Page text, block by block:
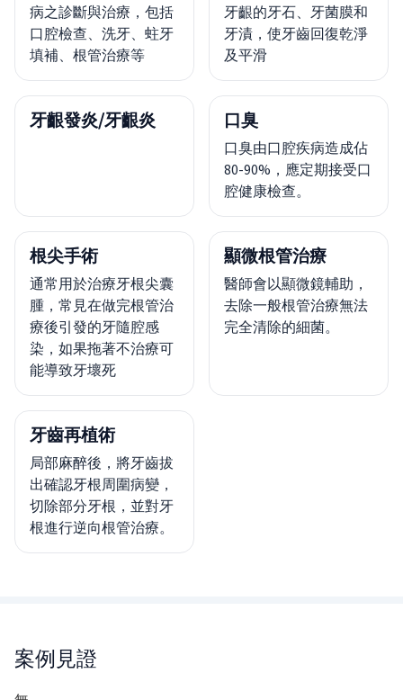
病之診斷與治療，包括
口腔檢查、洗牙、蛀牙
填補、根管治療等
牙齦的牙石、牙菌膜和
牙漬，使牙齒回復乾淨
及平滑
牙齦發炎/牙齦炎 口臭
口臭由口腔疾病造成佔
80-90%，應定期接受口
腔健康檢查。
根尖手術
通常用於治療牙根尖囊
腫，常見在做完根管治
療後引發的牙隨腔感
染，如果拖著不治療可
能導致牙壞死
顯微根管治療
醫師會以顯微鏡輔助，
去除一般根管治療無法
完全清除的細菌。
牙齒再植術
局部麻醉後，將牙齒拔
出確認牙根周圍病變，
切除部分牙根，並對牙
根進行逆向根管治療。
案例見證